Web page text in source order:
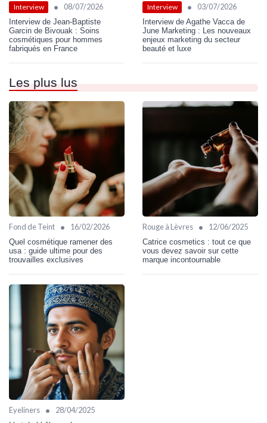
Interview • 08/07/2026
Interview de Jean-Baptiste
Garcin de Bivouak : Soins
cosmétiques pour hommes
fabriqués en France
Interview • 03/07/2026
Interview de Agathe Vacca de
June Marketing : Les nouveaux
enjeux marketing du secteur
beauté et luxe
Les plus lus
Fond de Teint • 16/02/2026
Quel cosmétique ramener des
usa : guide ultime pour des
trouvailles exclusives
Rouge à Lèvres • 12/06/2025
Catrice cosmetics : tout ce que
vous devez savoir sur cette
marque incontournable
Eyeliners • 28/04/2025